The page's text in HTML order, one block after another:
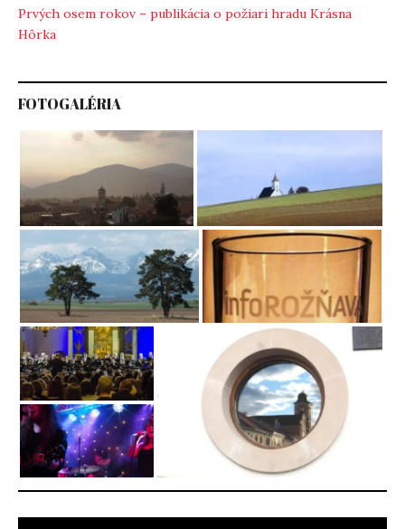
Prvých osem rokov – publikácia o požiari hradu Krásna
Hôrka
FOTOGALÉRIA